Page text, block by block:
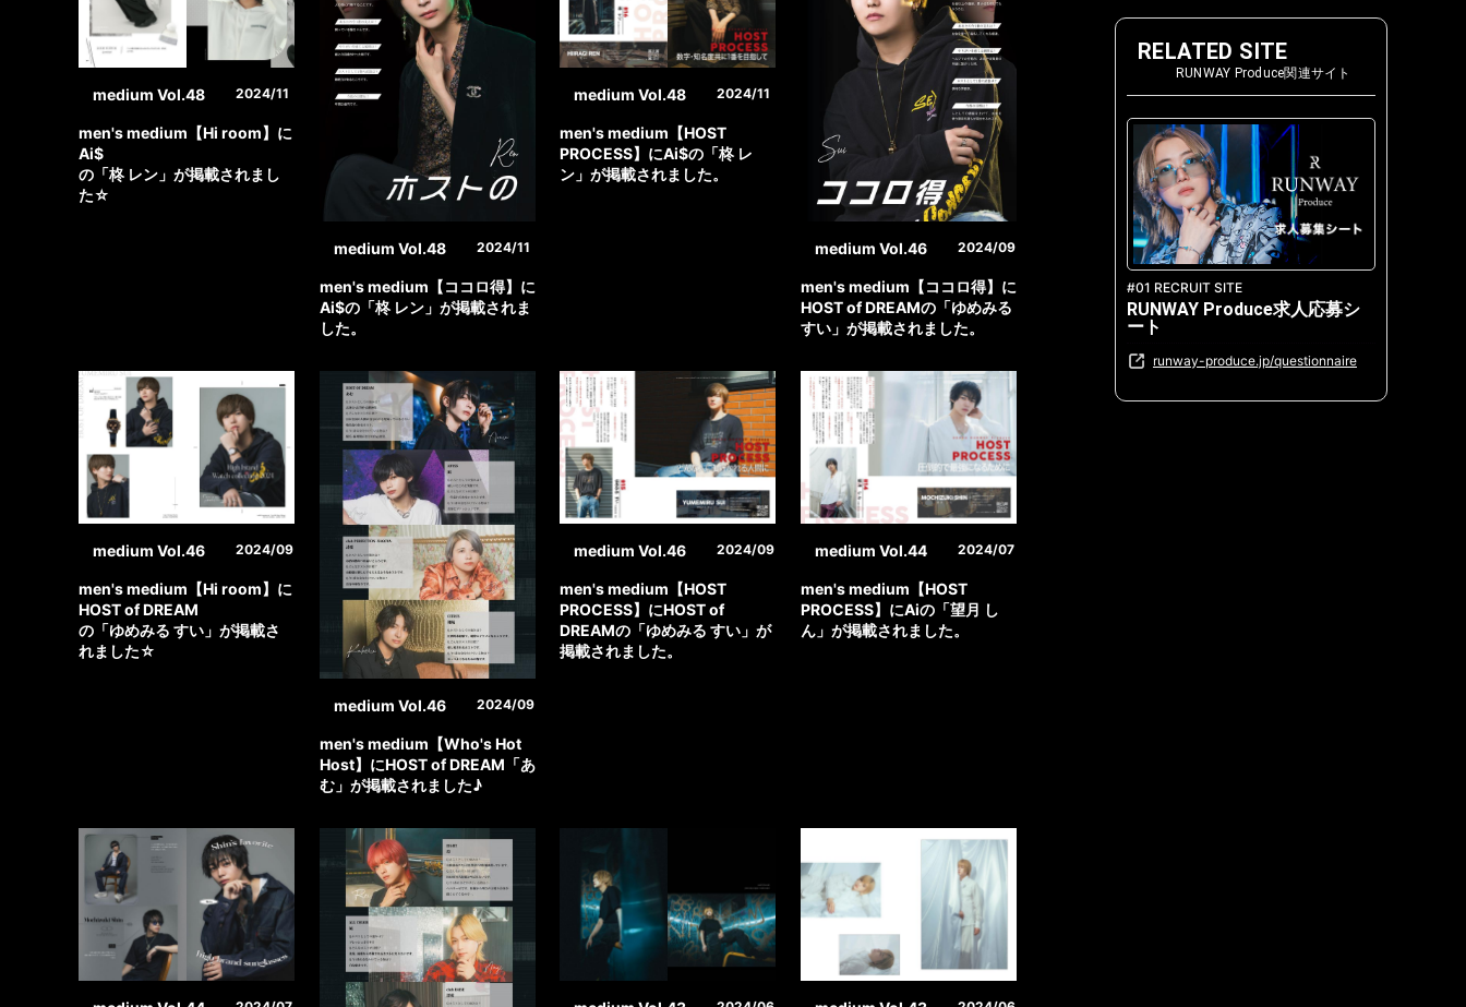
medium Vol.48 2024/11
men's medium【Hi room】に
Ai$
の「柊 レン」が掲載されまし
た☆
medium Vol.48 2024/11
men's medium【ココロ得】に
Ai$の「柊 レン」が掲載されま
した。
medium Vol.48 2024/11
men's medium【HOST
PROCESS】にAi$の「柊 レ
ン」が掲載されました。
medium Vol.46 2024/09
men's medium【ココロ得】に
HOST of DREAMの「ゆめみる
すい」が掲載されました。
medium Vol.46 2024/09
men's medium【Hi room】に
HOST of DREAM
の「ゆめみる すい」が掲載さ
れました☆
medium Vol.46 2024/09
men's medium【Who's Hot
Host】にHOST of DREAM「あ
む」が掲載されました♪
medium Vol.46 2024/09
men's medium【HOST
PROCESS】にHOST of
DREAMの「ゆめみる すい」が
掲載されました。
medium Vol.44 2024/07
men's medium【HOST
PROCESS】にAiの「望月 し
ん」が掲載されました。
RELATED SITE
RUNWAY Produce関連サイト
#01 RECRUIT SITE
RUNWAY Produce求人応募シ
ート
runway-produce.jp/questionnaire